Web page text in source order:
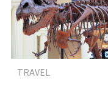
TRAVEL